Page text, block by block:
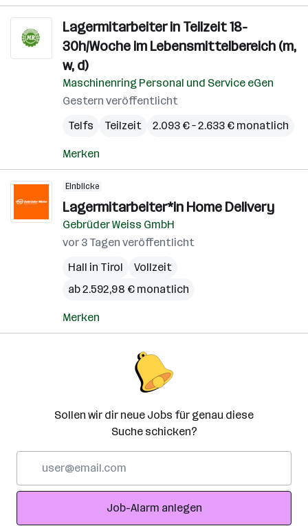
Lagermitarbeiter in Teilzeit 18-
30h/Woche im Lebensmittelbereich (m,
w, d)
Maschinenring Personal und Service eGen
Gestern veröffentlicht
Telfs
Teilzeit 2.093 € – 2.633 € monatlich
Merken
Einblicke
Lagermitarbeiter*in Home Delivery
Gebrüder Weiss GmbH
vor 3 Tagen veröffentlicht
Hall in Tirol
Vollzeit
ab 2.592,98 € monatlich
Merken
Sollen wir dir neue Jobs für genau diese
Suche schicken?
Adresse
Job-Alarm anlegen